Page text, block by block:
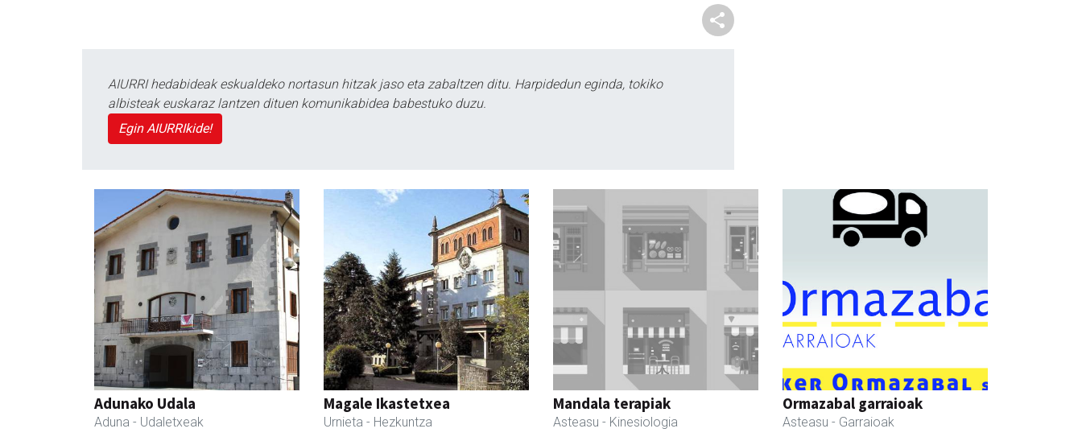
AIURRI hedabideak eskualdeko nortasun hitzak jaso eta zabaltzen ditu. Harpidedun eginda, tokiko
albisteak euskaraz lantzen dituen komunikabidea babestuko duzu.
Egin AIURRIkide!
Adunako Udala
Aduna - Udaletxeak
Magale Ikastetxea
Urnieta - Hezkuntza
Mandala terapiak
Asteasu - Kinesiologia
Ormazabal garraioak
Asteasu - Garraioak